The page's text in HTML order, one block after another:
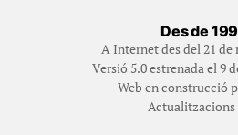
Des de
A Internet des del 21 de
Versió 5.0 estrenada el 9
Web en construcció
Actualitzacions